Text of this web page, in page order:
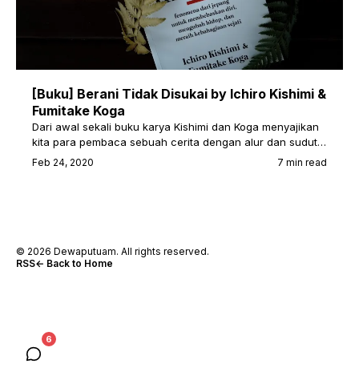
[Buku] Berani Tidak Disukai by Ichiro Kishimi &
Fumitake Koga
Dari awal sekali buku karya Kishimi dan Koga menyajikan
kita para pembaca sebuah cerita dengan alur dan sudut…
Feb 24, 2020 7 min read
© 2026 Dewaputuam. All rights reserved.
RSS← Back to Home
6